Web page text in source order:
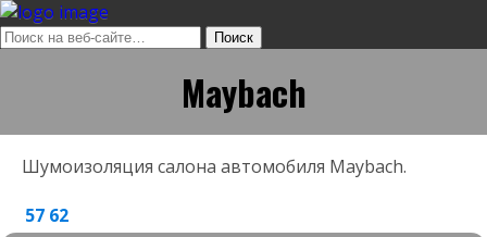
Maybach
Шумоизоляция салона автомобиля Maybach.
57 62